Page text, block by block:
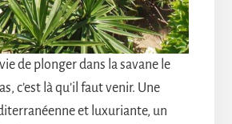
de plonger dans la savane le
c’est là qu’il faut venir. Une
et luxuriante, un